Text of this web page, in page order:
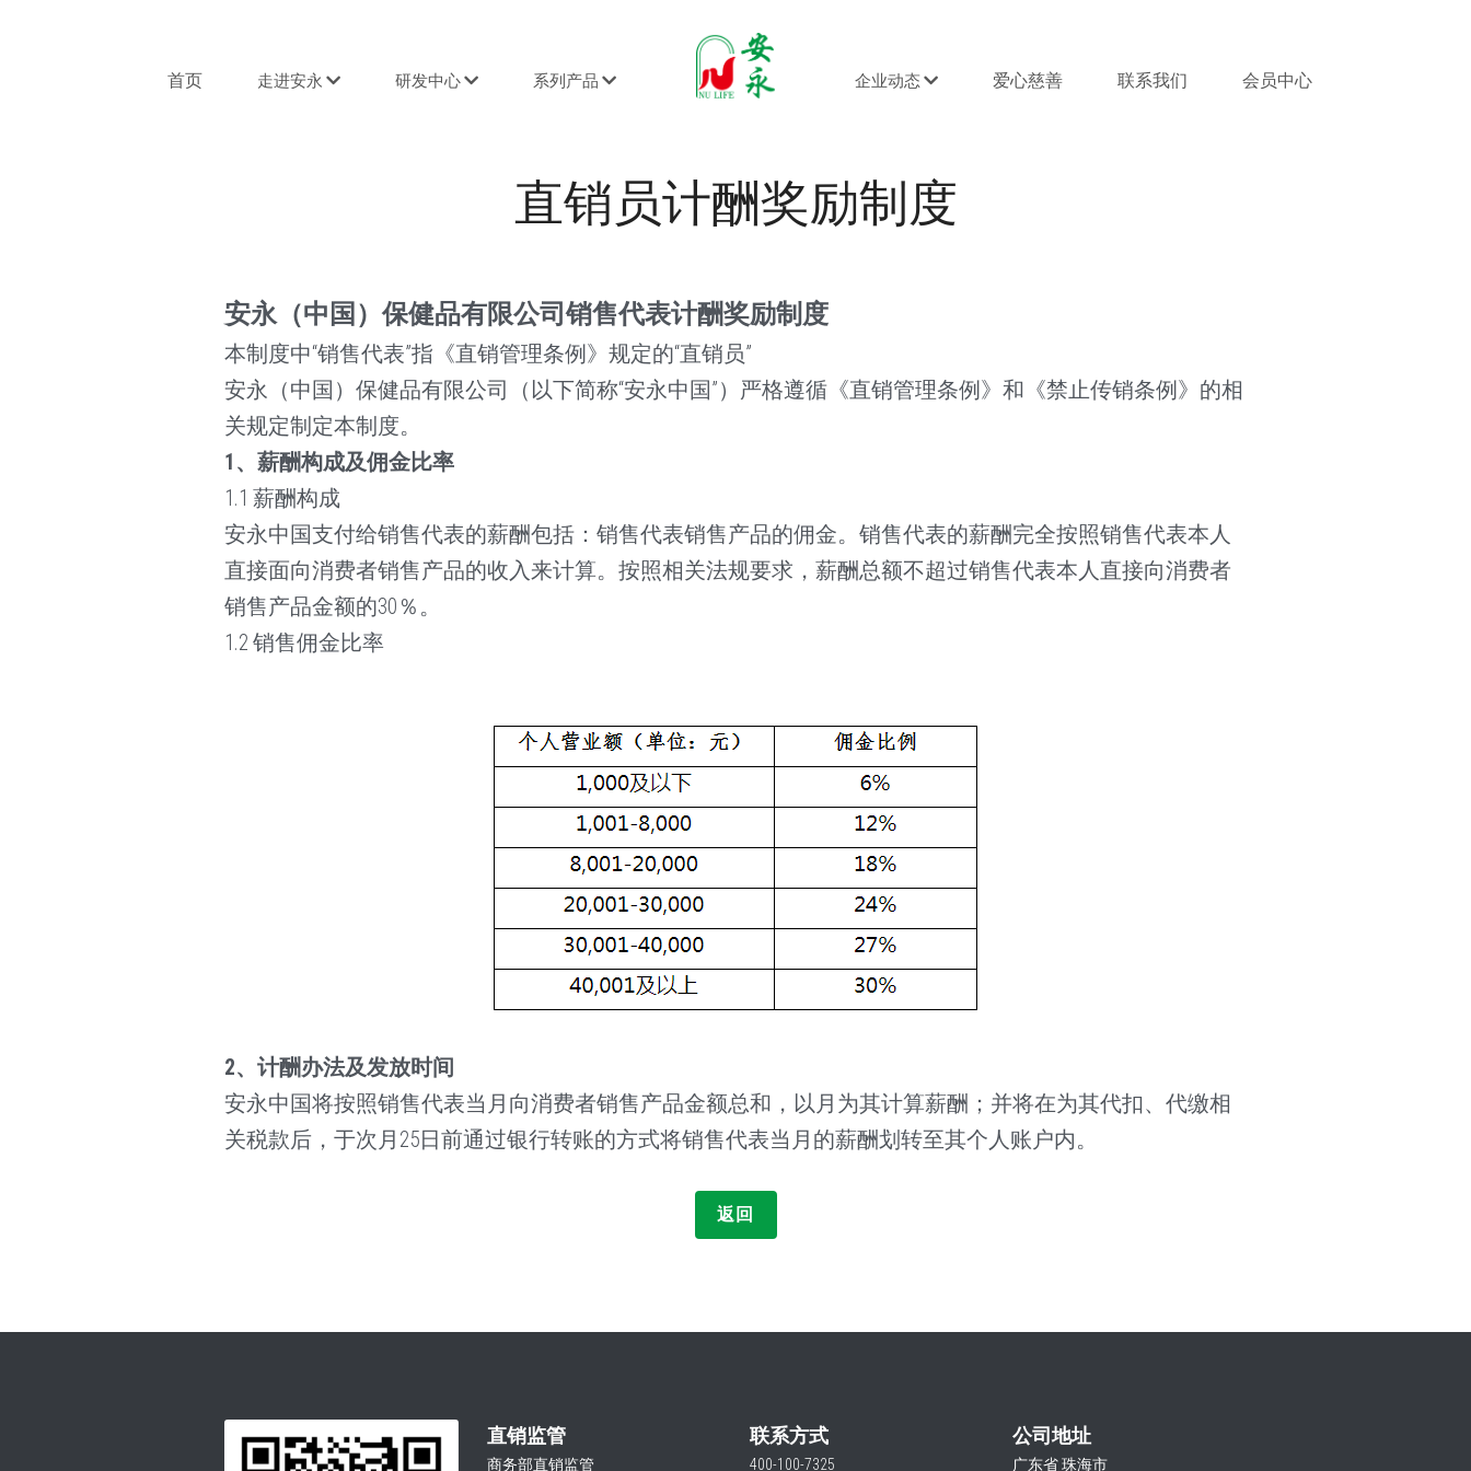
首页 走进安永 研发中心 系列产品 企业动态 爱心慈善 联系我们 会员中心
直销员计酬奖励制度
安永（中国）保健品有限公司销售代表计酬奖励制度
本制度中“销售代表”指《直销管理条例》规定的“直销员”
安永（中国）保健品有限公司（以下简称“安永中国”）严格遵循《直销管理条例》和《禁止传销条例》的相
关规定制定本制度。
1 、薪酬构成及佣金比率
1.1 薪酬构成
安永中国支付给销售代表的薪酬包括：销售代表销售产品的佣金。销售代表的薪酬完全按照销售代表本人
直接面向消费者销售产品的收入来计算。按照相关法规要求，薪酬总额不超过销售代表本人直接向消费者
销售产品金额的30％。
1.2 销售佣金比率
2、计酬办法及发放时间
安永中国将按照销售代表当月向消费者销售产品金额总和，以月为其计算薪酬；并将在为其代扣、代缴相
关税款后，于次月25日前通过银行转账的方式将销售代表当月的薪酬划转至其个人账户内。
返回
直销监管
商务部直销监管
联系方式
400-100-7325
公司地址
广东省 珠海市